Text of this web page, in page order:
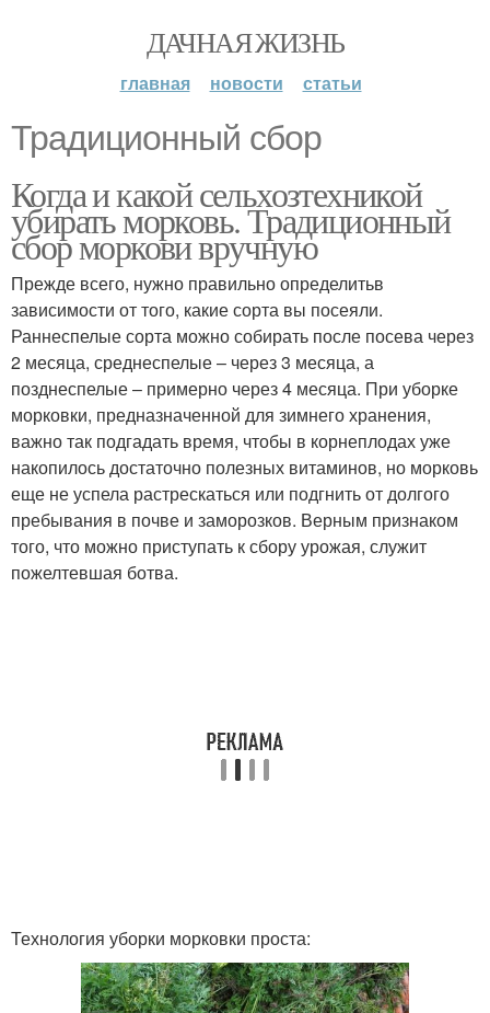
ДАЧНАЯ ЖИЗНЬ
главная новости статьи
Традиционный сбор
Когда и какой сельхозтехникой
убирать морковь. Традиционный
сбор моркови вручную
Прежде всего, нужно правильно определитьв
зависимости от того, какие сорта вы посеяли.
Раннеспелые сорта можно собирать после посева через
2 месяца, среднеспелые – через 3 месяца, а
позднеспелые – примерно через 4 месяца. При уборке
морковки, предназначенной для зимнего хранения,
важно так подгадать время, чтобы в корнеплодах уже
накопилось достаточно полезных витаминов, но морковь
еще не успела растрескаться или подгнить от долгого
пребывания в почве и заморозков. Верным признаком
того, что можно приступать к сбору урожая, служит
пожелтевшая ботва.
Технология уборки морковки проста: